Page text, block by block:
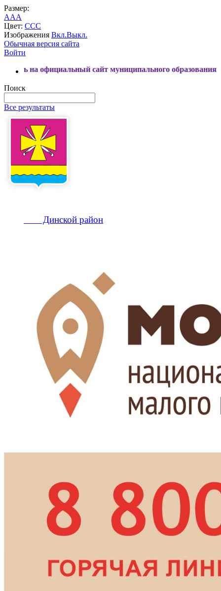
Размер:
AAA
Цвет: CCC
Изображения Вкл.Выкл.
Обычная версия сайта
Войти
сайт муниципального образования Динской
Поиск
Все результаты
Динской район